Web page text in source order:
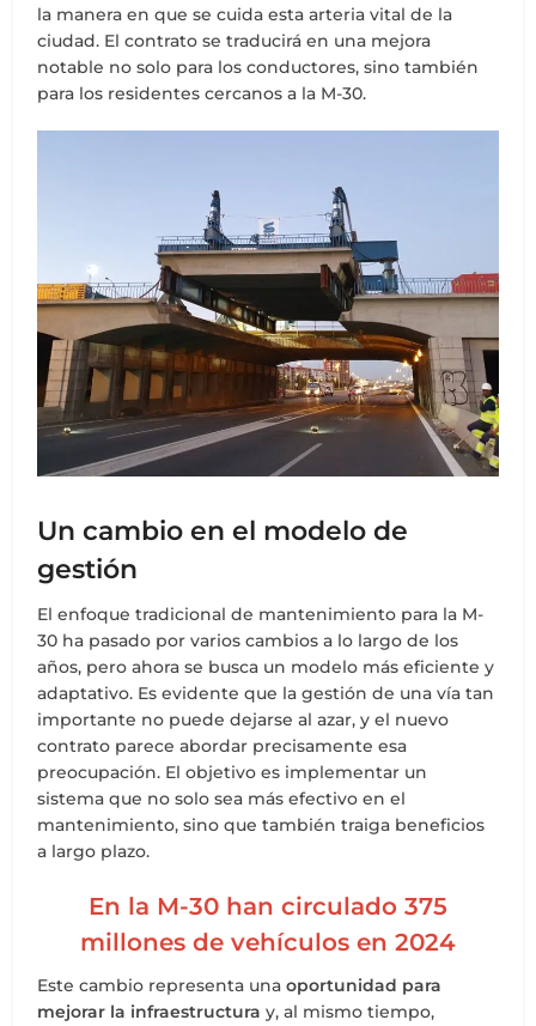
la manera en que se cuida esta arteria vital de la
ciudad. El contrato se traducirá en una mejora
notable no solo para los conductores, sino también
para los residentes cercanos a la M-30.
Un cambio en el modelo de
gestión
El enfoque tradicional de mantenimiento para la M-
30 ha pasado por varios cambios a lo largo de los
años, pero ahora se busca un modelo más eficiente y
adaptativo. Es evidente que la gestión de una vía tan
importante no puede dejarse al azar, y el nuevo
contrato parece abordar precisamente esa
preocupación. El objetivo es implementar un
sistema que no solo sea más efectivo en el
mantenimiento, sino que también traiga beneficios
a largo plazo.
En la M-30 han circulado 375
millones de vehículos en 2024
Este cambio representa unaoportunidad para
mejorar la infraestructura y, al mismo tiempo,